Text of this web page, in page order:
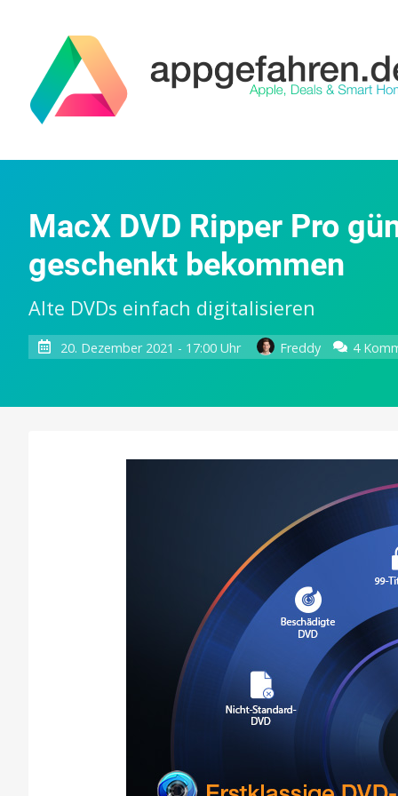
MacX DVD Ripper Pro
geschenkt bekommen
Alte DVDs einfach digitalisieren
20. Dezember 2021 - 17:00 Uhr Freddy 4